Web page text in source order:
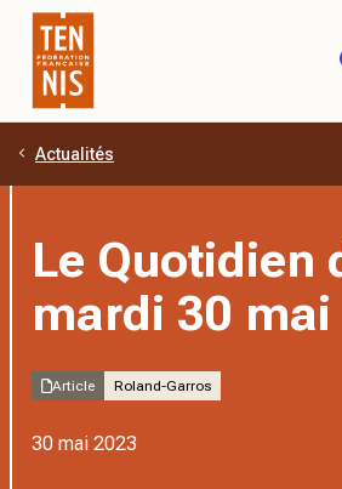
Aller au contenu principal
Actualités
Le Quotidien
mardi 30 mai
Article Roland-Garros
30 mai 2023